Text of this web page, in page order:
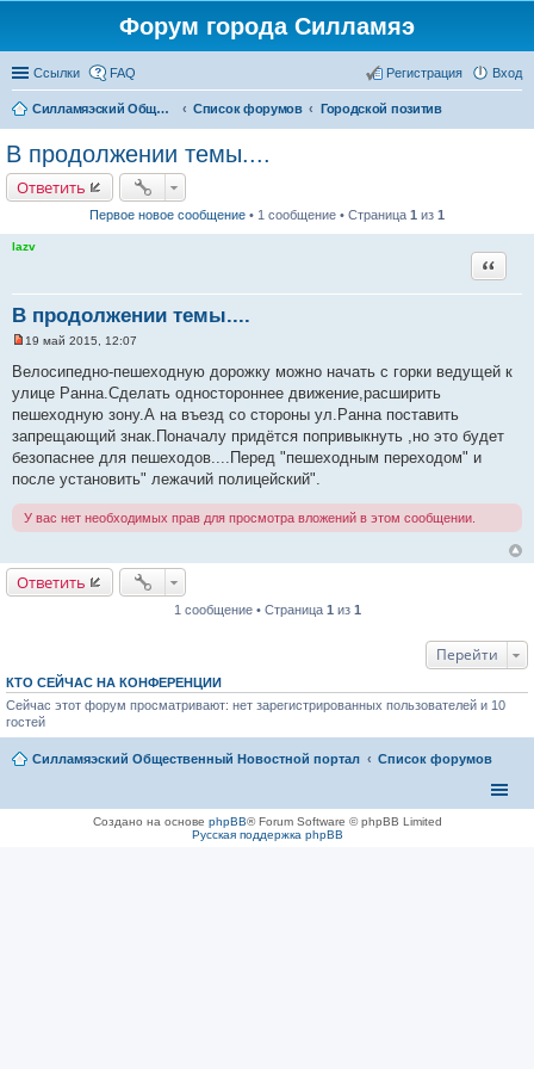
Форум города Силламяэ
Ссылки FAQ Вход
Регистрация
Силламяэский Общественный Новостной портал Список форумов Городской позитив
В продолжении темы....
Ответить
Первое новое сообщение • 1 сообщение • Страница 1 из 1
lazv
В продолжении темы....
Цитата
п
р
ч
и
а
н
е
о
б
щ
19 май 2015, 12:07
Велосипедно-пешеходную дорожку можно начать с горки ведущей к
улице Ранна.Сделать одностороннее движение,расширить
пешеходную зону.А на въезд со стороны ул.Ранна поставить
запрещающий знак.Поначалу придётся попривыкнуть ,но это будет
безопаснее для пешеходов....Перед "пешеходным переходом" и
после установить" лежачий полицейский".
У вас нет необходимых прав для просмотра вложений в этом сообщении.
Ответить
1 сообщение • Страница 1 из 1
Перейти
КТО СЕЙЧАС НА КОНФЕРЕНЦИИ
Сейчас этот форум просматривают: нет зарегистрированных пользователей и 10
гостей
Силламяэский Общественный Новостной портал Список форумов
Создано на основе phpBB® Forum Software © phpBB Limited
Русская поддержка phpBB